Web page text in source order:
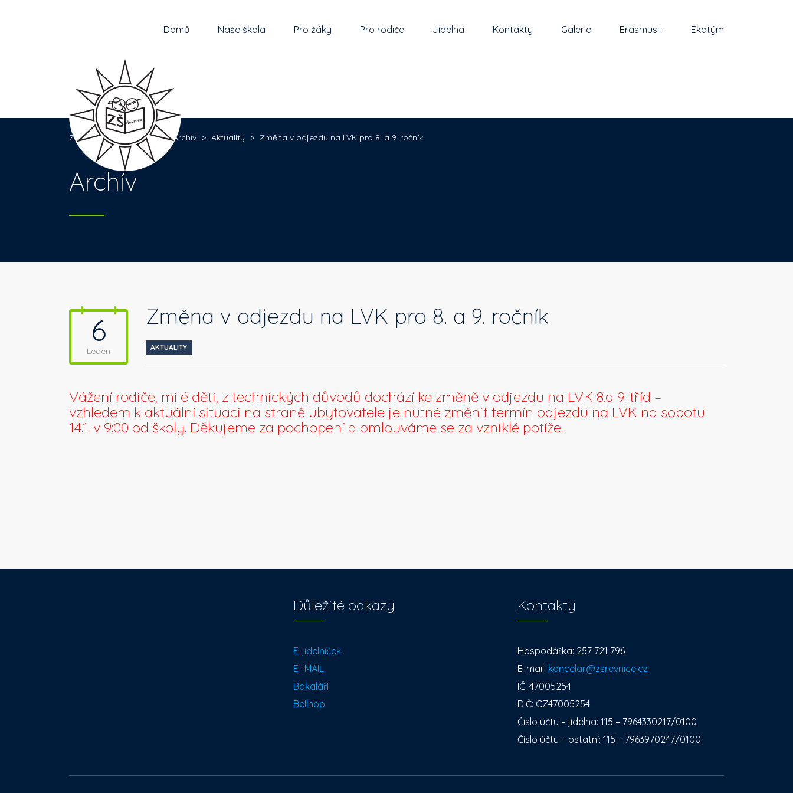
Domů Naše škola Pro žáky Pro rodiče Jídelna Kontakty Galerie Erasmus+ Ekotým
Základní škola Řevnice > Archív > Aktuality > Změna v odjezdu na LVK pro 8. a 9. ročník
Archív
6
Leden
Změna v odjezdu na LVK pro 8. a 9. ročník
AKTUALITY
Vážení rodiče, milé děti, z technických důvodů dochází ke změně v odjezdu na LVK 8.a 9. tříd –
vzhledem k aktuální situaci na straně ubytovatele je nutné změnit termín odjezdu na LVK na sobotu
14.1. v 9:00 od školy. Děkujeme za pochopení a omlouváme se za vzniklé potíže.
Důležité odkazy
E-jídelníček
E -MAIL
Bakaláři
Bellhop
Kontakty
Hospodářka: 257 721 796
E-mail: kancelar@zsrevnice.cz
IČ: 47005254
DIČ: CZ47005254
Číslo účtu – jídelna: 115 – 7964330217/0100
Číslo účtu – ostatní: 115 – 7963970247/0100